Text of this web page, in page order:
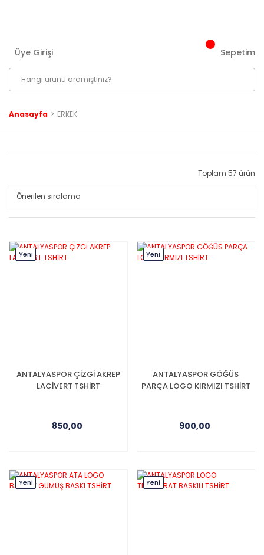
Üye Girişi Sepetim
Anasayfa ERKEK
Toplam 57 ürün
Yeni
ANTALYASPOR ÇİZGİ AKREP
LACİVERT TSHİRT
850,00
Yeni
ANTALYASPOR GÖĞÜS
PARÇA LOGO KIRMIZI TSHİRT
900,00
Yeni Yeni